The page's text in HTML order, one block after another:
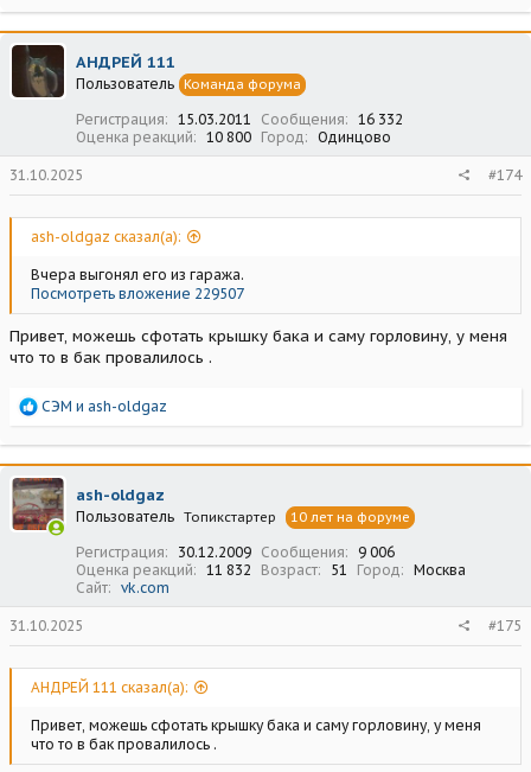
а
к
ц
и
и
АНДРЕЙ 111
Пользователь Команда форума
Регистрация 15.03.2011 Сообщения
16 332
Оценка реакций
10 800 Город Одинцово
31.10.2025 #174
ash-oldgaz сказал(а):
Вчера выгонял его из гаража.
Посмотреть вложение 229507
Привет, можешь сфотать крышку бака и саму горловину, у меня
что то в бак провалилось .
Р
а
к
ц
и
и
СЭМ и ash-oldgaz
ash-oldgaz
Пользователь Топикстартер 10 лет на форуме
Регистрация 30.12.2009 Сообщения
9 006
Оценка реакций
11 832 Возраст 51 Город
Москва
Сайт
vk.com
31.10.2025 #175
АНДРЕЙ 111 сказал(а):
Привет, можешь сфотать крышку бака и саму горловину, у меня
что то в бак провалилось .